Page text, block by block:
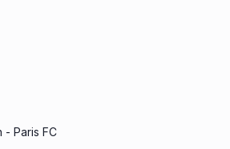
- Paris FC